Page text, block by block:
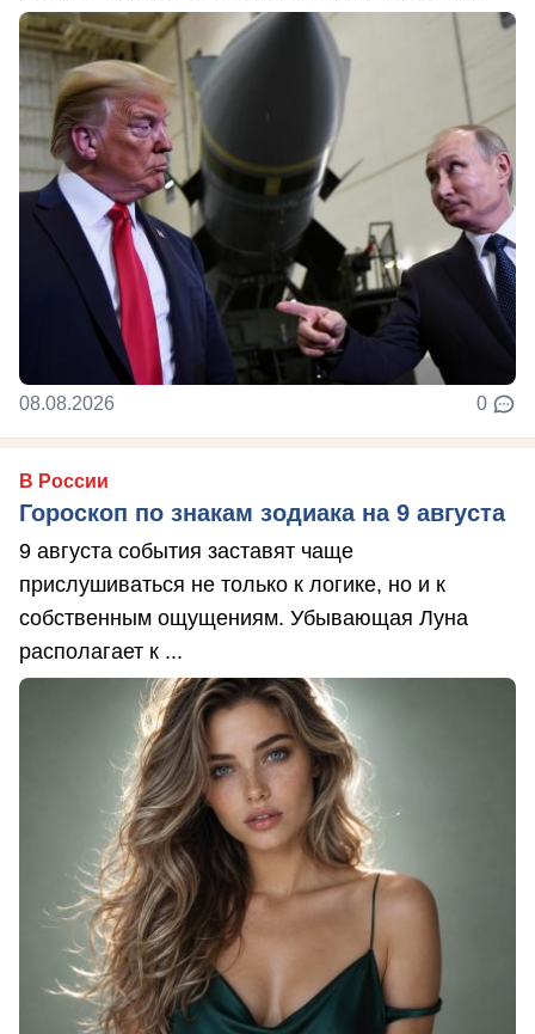
08.08.2026 0
В России
Гороскоп по знакам зодиака на 9 августа
9 августа события заставят чаще
прислушиваться не только к логике, но и к
собственным ощущениям. Убывающая Луна
располагает к ...